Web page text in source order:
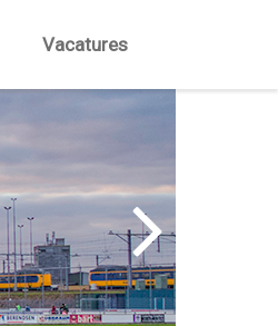
Vacatures